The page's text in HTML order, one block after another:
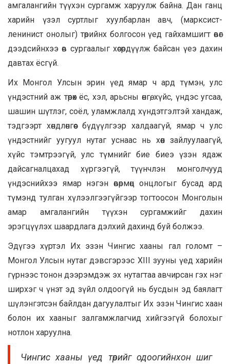
амгалангийн түүхэн сургамж харуулж байна. Дан ганц
харийн үзэл суртлыг хуулбарлан авч, (марксист-
ленинист онолыг) төрийнх болгосон үед гайхамшигт өвөг
дээдсийнхээ өв сургаалыг хөсөрдүүлж байсан үеэ дахин
давтах ёсгүй.
Их Монгол Улсын эрин үед ямар ч ард түмэн, улс
үндэстний аж төрөх ёс, хэл, арьсны өнгө, хүйс, үндэс угсаа,
шашин шүтлэг, соёл, уламжлалд хүндэтгэлтэй хандаж,
тэдгээрт хөндлөнгөөс бүдүүлгээр халдаагүй, ямар ч улс
үндэстнийг уугуул нутаг уснаас нь хөөн зайлуулаагүй,
хүйс тэмтрээгүй, улс түмнийг бие биеэ үзэн ядаж
дайсагналцахад хүргээгүй, түүнчлэн монголчууд
үндэснийхээ ямар нэгэн өвөрмөц онцлогыг бусад ард
түмэнд тулган хүлээлгээгүйгээр тогтоосон Монголын
амар амгалангийн түүхэн сургамжийг дахин
эрэгцүүлэх шаардлага дэлхий дахинд буй болжээ.
Эдүгээ хүртэл Их эзэн Чингис хааны гал голомт –
Монгол Улсын нутаг дэвсгэрээс XIII зууны үед харийн
гүрнээс тонон дээрэмдэж эх нутагтаа авчирсан гэх нэг
ширхэг ч үнэт эд зүйл олдоогүй нь бусдын эд баялагт
шүлэнгэтсэн байлдан дагуулалтыг Их эзэн Чингис хаан
болон их хааныг залгамжлагчид хийгээгүй болохыг
нотлон харуулна.
Чингис хааны үед төрийг одоогийнхон шиг